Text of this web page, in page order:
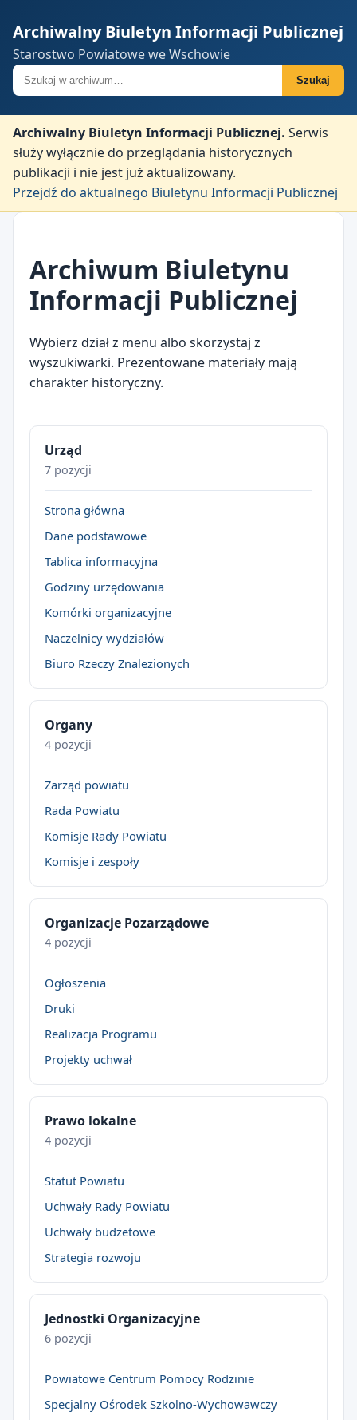
Archiwalny Biuletyn Informacji Publicznej
Starostwo Powiatowe we Wschowie
Szukaj w archiwum
Szukaj
Archiwalny Biuletyn Informacji Publicznej. Serwis
służy wyłącznie do przeglądania historycznych
publikacji i nie jest już aktualizowany.
Przejdź do aktualnego Biuletynu Informacji Publicznej
Archiwum Biuletynu
Informacji Publicznej
Wybierz dział z menu albo skorzystaj z
wyszukiwarki. Prezentowane materiały mają
charakter historyczny.
Urząd
7 pozycji
Strona główna
Dane podstawowe
Tablica informacyjna
Godziny urzędowania
Komórki organizacyjne
Naczelnicy wydziałów
Biuro Rzeczy Znalezionych
Organy
4 pozycji
Zarząd powiatu
Rada Powiatu
Komisje Rady Powiatu
Komisje i zespoły
Organizacje Pozarządowe
4 pozycji
Ogłoszenia
Druki
Realizacja Programu
Projekty uchwał
Prawo lokalne
4 pozycji
Statut Powiatu
Uchwały Rady Powiatu
Uchwały budżetowe
Strategia rozwoju
Jednostki Organizacyjne
6 pozycji
Powiatowe Centrum Pomocy Rodzinie
Specjalny Ośrodek Szkolno-Wychowawczy